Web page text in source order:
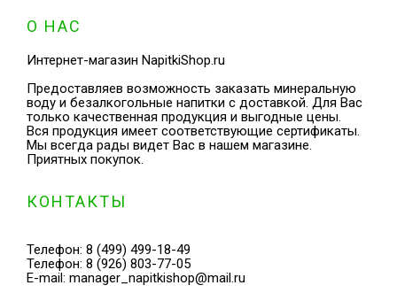
О НАС
Интернет-магазин NapitkiShop.ru
Предоставляев возможность заказать минеральную
воду и безалкогольные напитки с доставкой. Для Вас
только качественная продукция и выгодные цены.
Вся продукция имеет соответствующие сертификаты.
Мы всегда рады видет Вас в нашем магазине.
Приятных покупок.
КОНТАКТЫ
Телефон: 8 (499) 499-18-49
Телефон: 8 (926) 803-77-05
E-mail: manager_napitkishop@mail.ru